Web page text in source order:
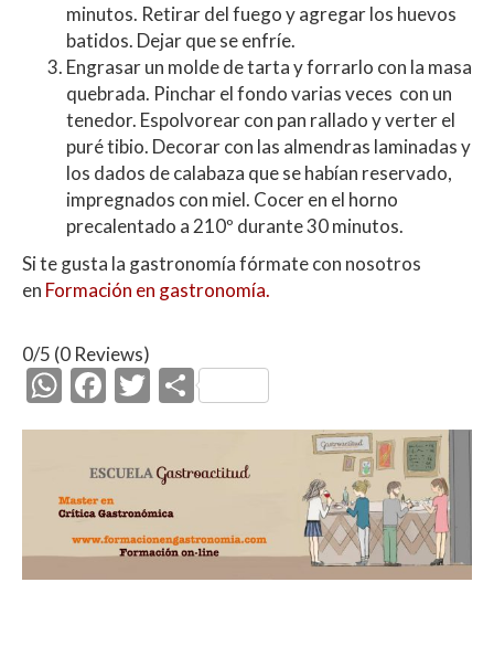
minutos. Retirar del fuego y agregar los huevos
batidos. Dejar que se enfríe.
Engrasar un molde de tarta y forrarlo con la masa
quebrada. Pinchar el fondo varias veces con un
tenedor. Espolvorear con pan rallado y verter el
puré tibio. Decorar con las almendras laminadas y
los dados de calabaza que se habían reservado,
impregnados con miel. Cocer en el horno
precalentado a 210º durante 30 minutos.
Si te gusta la gastronomía fórmate con nosotros
en Formación en gastronomía.
0/5 (0 Reviews)
W
h
at
s
A
p
F
ac
e
b
o
o
T
w
itt
er
C
o
p
ar
ti